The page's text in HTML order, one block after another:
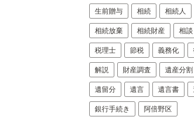
生前贈与 相続 相続人
相続放棄 相続財産 相談
税理士 節税 義務化
解説 財産調査 遺産分割
遺留分 遺言 遺言書
銀行手続き 阿倍野区